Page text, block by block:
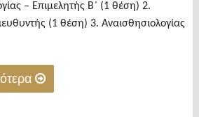
– Επιμελητής Β΄ (1 θέση) 2.
(1 θέση) 3. Αναισθησιολογίας